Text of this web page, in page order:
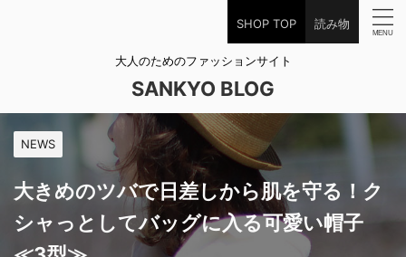
SHOP TOP 読み物
大人のためのファッションサイト
SANKYO BLOG
NEWS
大きめのツバで日差しから肌を守る！ク
シャっとしてバッグに入る可愛い帽子